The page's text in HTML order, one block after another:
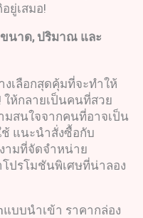
ยู่เสมอ!
ขนาด, ปริมาณ และ
งเลือกสุดคุ้มที่จะทำให้
ห้กลายเป็นคนที่สวย
มสนใจจากคนที่อาจเป็น
แนะนำสั่งซื้อกับ
ามที่จัดจำหน่าย
ปรโมชันพิเศษที่น่าลอง
บบนำเข้า ราคากล่อง